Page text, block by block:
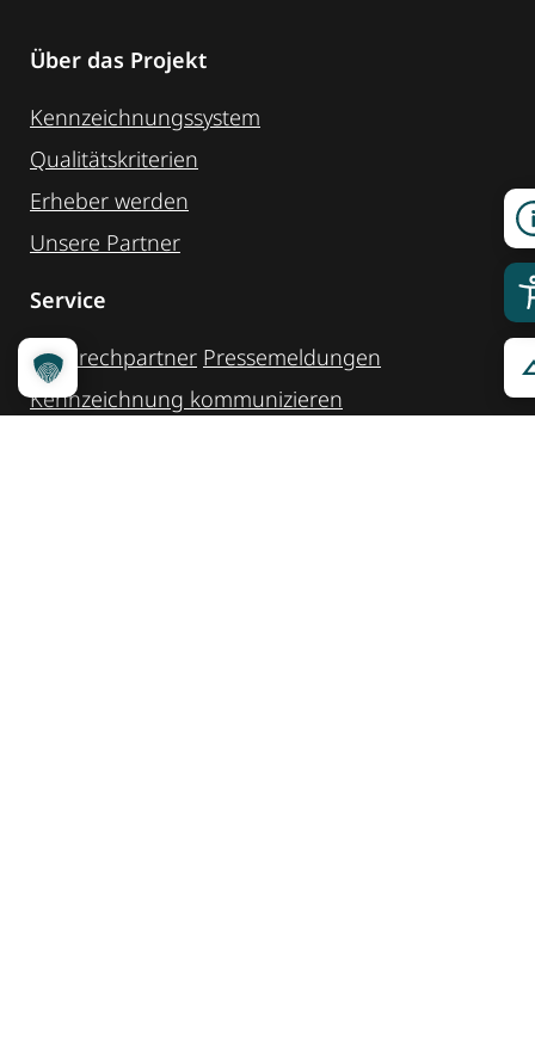
Über das Projekt
Kennzeichnungssystem
Qualitätskriterien
Erheber werden
Unsere Partner
Service
Ansprechpartner Pressemeldungen
Kennzeichnung ­kommunizieren